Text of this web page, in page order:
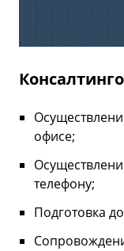
офисе;
телефону;
Подготовка